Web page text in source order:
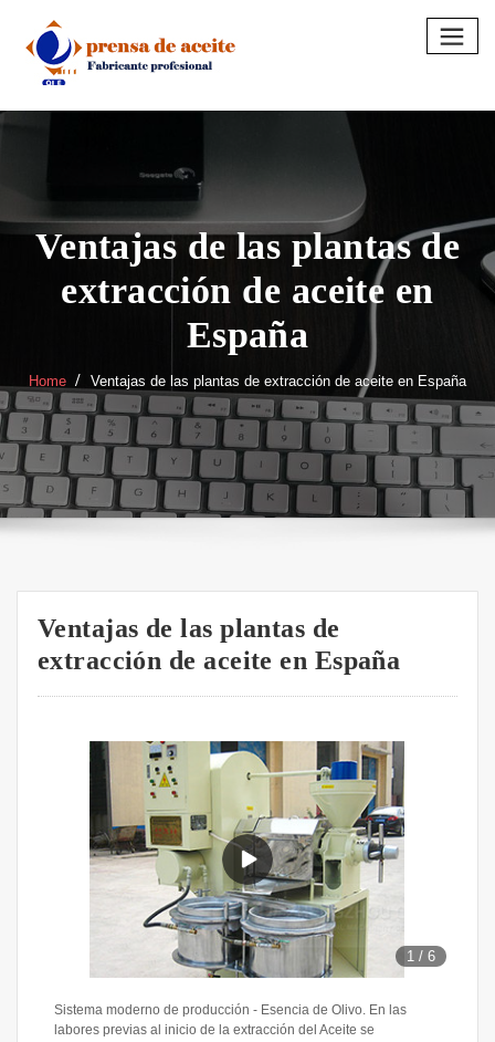
content
Ventajas de las plantas de
extracción de aceite en
España
Home Ventajas de las plantas de extracción de aceite en España
Ventajas de las plantas de
extracción de aceite en España
1 /6
Sistema moderno de producción - Esencia de Olivo. En las
labores previas al inicio de la extracción del Aceite se